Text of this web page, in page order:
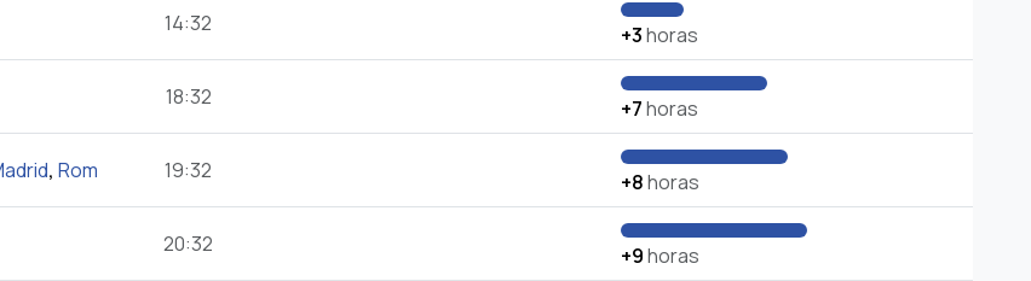
14:32 +3horas
18:32 +7horas
, Rom 19:32 +8horas
20:32 +9horas